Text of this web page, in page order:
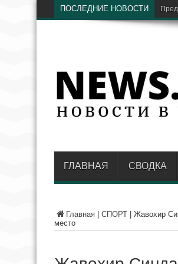
ПОСЛЕДНИЕ НОВОСТИ
ГЛАВНАЯ СВОДКА
Главная СПОРТ
Жавохир
место